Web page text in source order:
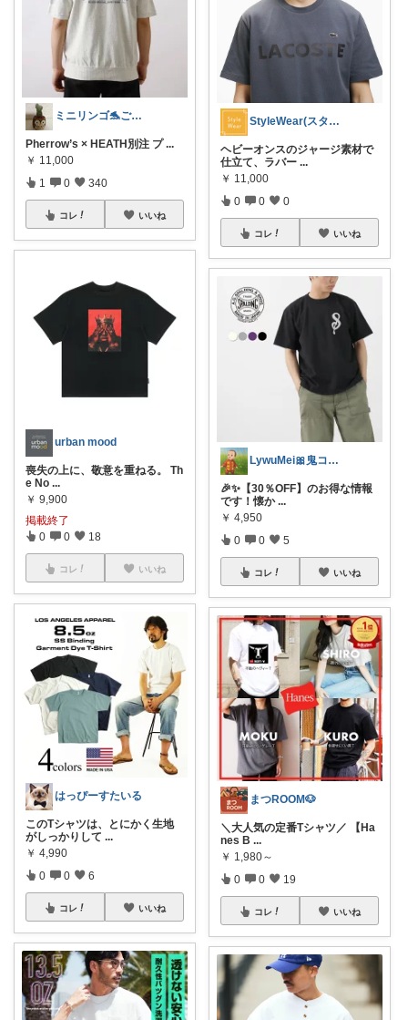
ミニリンゴ🐬ご縁に感謝🌻ありがとう
Pherrow’s × HEATH別注 プ ...
￥ 11,000
1 0 340
コレ いいね
urban mood
喪失の上に、敬意を重ねる。 Th
e No ...
￥ 9,900
掲載終了
0 0 18
コレ いいね
はっぴーすたいる
このTシャツは、とにかく生地
がしっかりして ...
￥ 4,990
0 0 6
コレ いいね
StyleWear(スタイル ウェアー)
ヘビーオンスのジャージ素材で
仕立て、ラバー ...
￥ 11,000
0 0 0
コレ いいね
LywuMei🎀鬼コレ踏ん張り中💖
🎉✨【30％OFF】のお得な情報
です！懐か ...
￥ 4,950
0 0 5
コレ いいね
まつROOM🐶
＼大人気の定番Tシャツ／ 【Ha
nes B ...
￥ 1,980～
0 0 19
コレ いいね